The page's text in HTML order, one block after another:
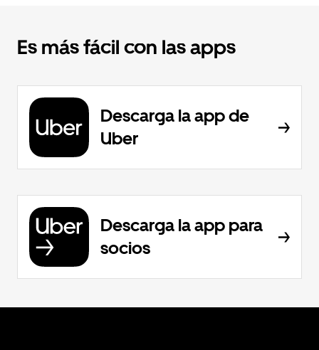
Es más fácil con las apps
Descarga la app de
Uber
Descarga la app para
socios